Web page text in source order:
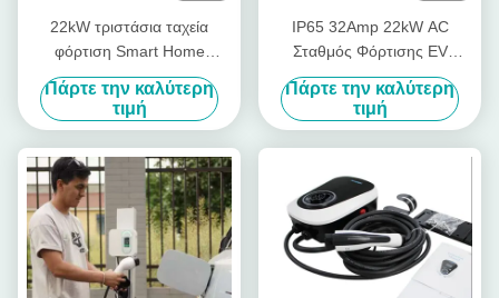
22kW τριστάσια ταχεία
φόρτιση Smart Home
Wallbox CE πιστοποιημένο
Wall Mounted EV Charger
IP65 Waterproof Υποστήριξη
RFID/WiFi/Bluetooth
Σύνδεση Διατίθεται σε λευκό
και μαύρο
Πάρτε την καλύτερη
τιμή
IP65 32Amp 22kW AC
Σταθμός Φόρτισης EV
Wallbox Με Καθυστέρηση
Φόρτισης
Πάρτε την καλύτερη
τιμή